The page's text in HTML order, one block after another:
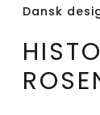
Dansk